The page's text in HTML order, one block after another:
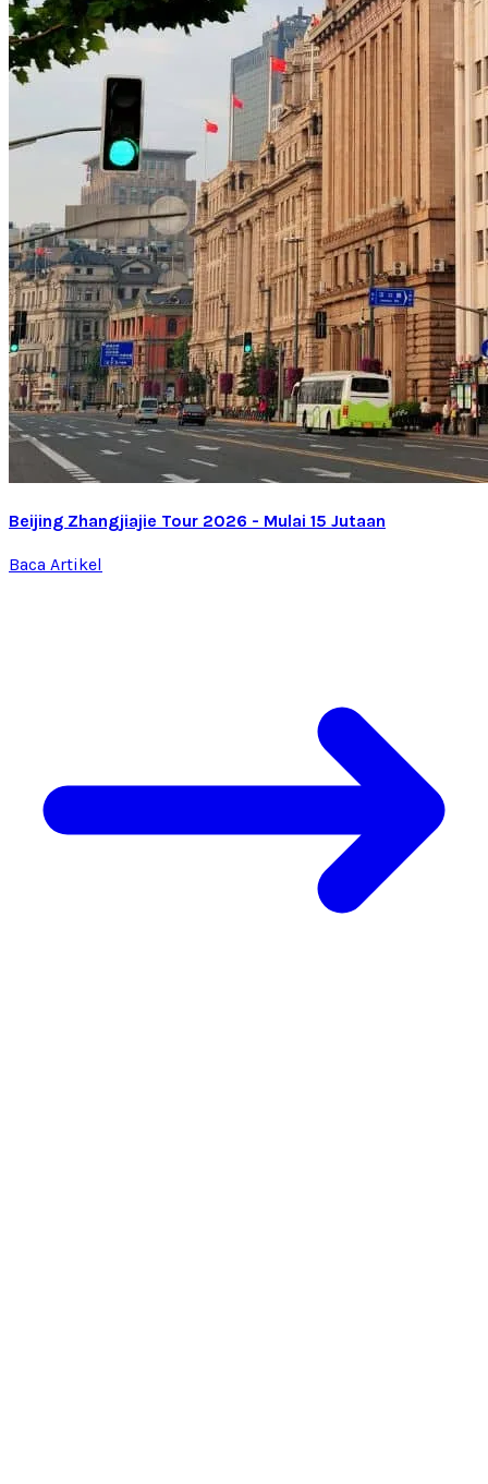
Beijing Zhangjiajie Tour 2026 - Mulai 15 Jutaan
Baca Artikel